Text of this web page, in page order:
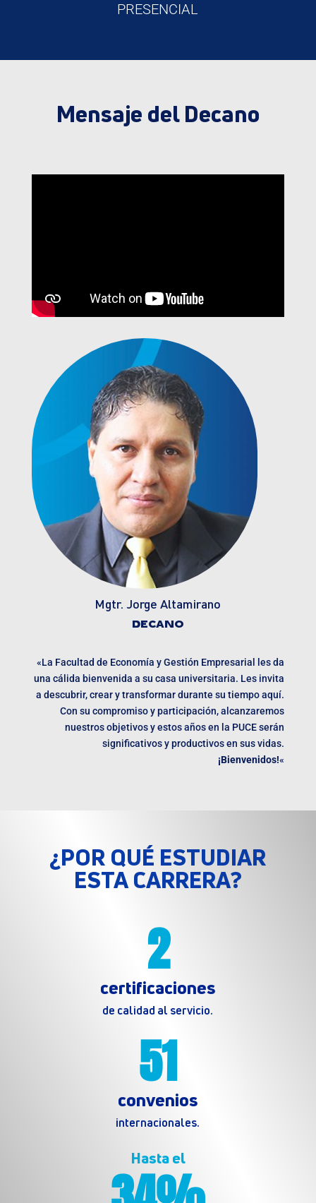
PRESENCIAL
Mensaje del Decano
Mgtr. Jorge Altamirano
DECANO
«La Facultad de Economía y Gestión Empresarial les da
una cálida bienvenida a su casa universitaria. Les invita
a descubrir, crear y transformar durante su tiempo aquí.
Con su compromiso y participación, alcanzaremos
nuestros objetivos y estos años en la PUCE serán
significativos y productivos en sus vidas.
¡Bienvenidos!«
¿POR QUÉ ESTUDIAR
ESTA CARRERA?
2
certificaciones
de calidad al servicio.
51
convenios
internacionales.
Hasta el